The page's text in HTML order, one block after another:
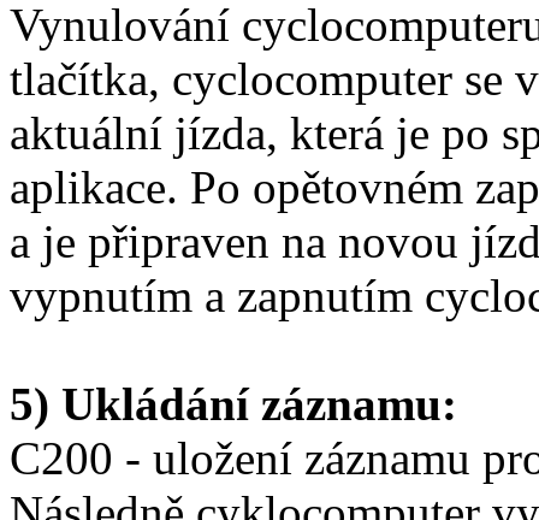
Vynulování
tlačítka, cyclocomputer se
aktuální jízda, která je po
aplikace. Po opětovném
a je připraven na novou
vypnutím a zapnutím
5) Ukládání záznamu:
C200 - uložení záznamu